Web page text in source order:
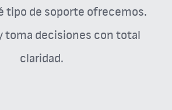
tipo de soporte ofrecemos.
toma decisiones con total
claridad.